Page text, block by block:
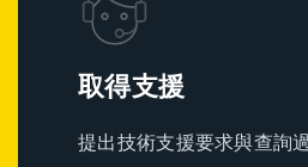
取得支援
提出技術支援要求與查詢